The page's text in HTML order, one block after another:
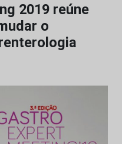
2019 reúne
o